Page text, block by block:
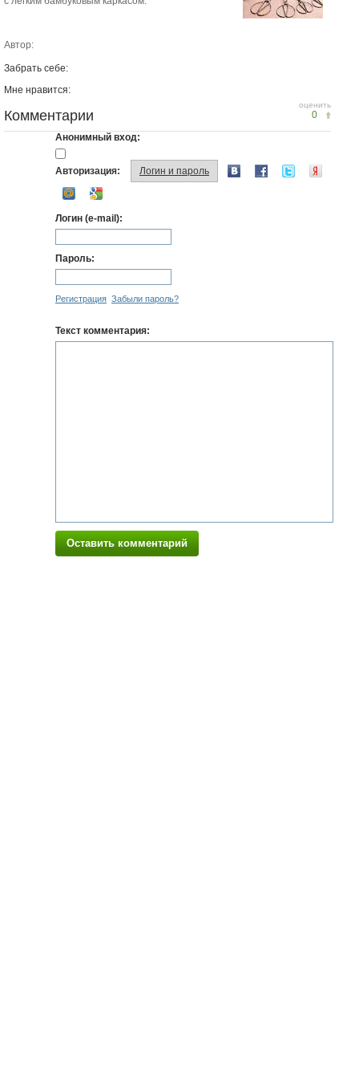
Автор:
Забрать себе:
Мне нравится:
оценить
0
Комментарии
Анонимный вход:
Авторизация: Логин и пароль
Логин (e-mail):
Пароль:
Регистрация Забыли пароль?
Текст комментария:
Оставить комментарий